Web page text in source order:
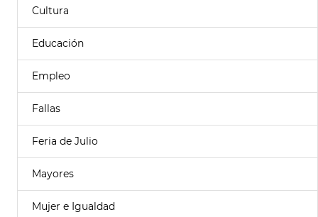
Cultura
Educación
Empleo
Fallas
Feria de Julio
Mayores
Mujer e Igualdad